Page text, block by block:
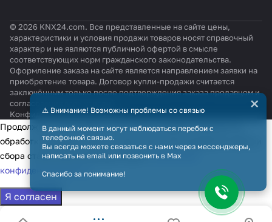
© 2026 KNX24.com. Все представленные на сайте цены,
характеристики и условия продажи товаров носят справочный
характер и не являются публичной офертой в смысле
соответствующих норм гражданского законодательства.
Оформление заказа на сайте является направлением заявки на
приобретение товара. Договор купли-продажи считается
заключённым только после подтверждения заказа продавцом и
согласования всех условий.
КонфиденциальностьОферта
⚠️ Внимание! Возможны проблемы со связью
В данный момент могут наблюдаться перебои с
телефонной связью.
Вы всегда можете связаться с нами через мессенджеры,
написать на email или позвонить в Max
Спасибо за понимание!
×
Продолжая использовать наш сайт, вы даёте согласие на
обработку файлов cookie в целях функционирования сайта и
сбора статистики в соответствии сполитикой
конфиденциальности
Я согласен